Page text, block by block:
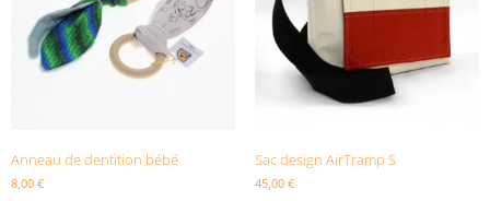
Anneau de dentition bébé
8,00 €
Sac design AirTramp S
45,00 €